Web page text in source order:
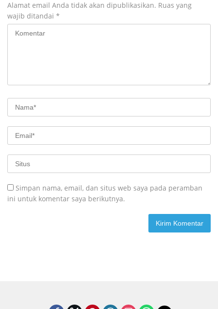
Alamat email Anda tidak akan dipublikasikan. Ruas yang
wajib ditandai *
Simpan nama, email, dan situs web saya pada peramban
ini untuk komentar saya berikutnya.